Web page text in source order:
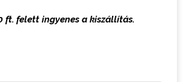
ft. felett ingyenes a kiszállítás.